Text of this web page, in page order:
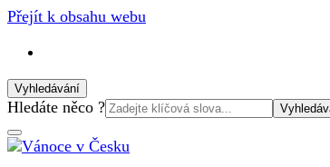
Přejít k obsahu webu
Vyhledávání
Vyhledat:
Hledáte něco ?